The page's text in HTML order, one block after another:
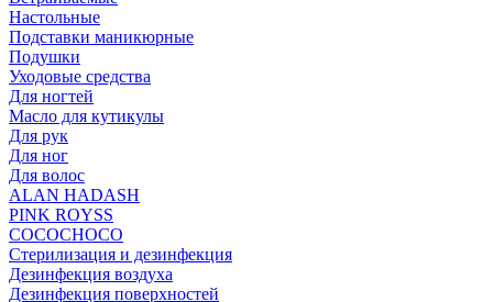
Настольные
Подставки маникюрные
Подушки
Уходовые средства
Для ногтей
Масло для кутикулы
Для рук
Для ног
Для волос
ALAN HADASH
PINK ROYSS
COCOCHOCO
Стерилизация и дезинфекция
Дезинфекция воздуха
Дезинфекция поверхностей